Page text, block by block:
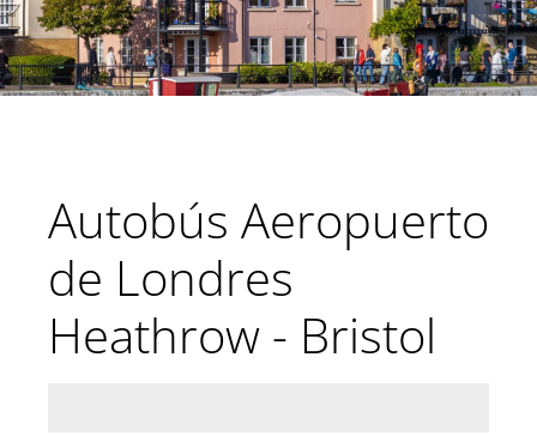
Autobús Aeropuerto
de Londres
Heathrow - Bristol